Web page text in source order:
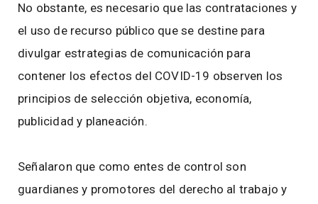
No obstante, es necesario que las contrataciones y
el uso de recurso público que se destine para
divulgar estrategias de comunicación para
contener los efectos del COVID-19 observen los
principios de selección objetiva, economía,
publicidad y planeación.
Señalaron que como entes de control son
guardianes y promotores del derecho al trabajo y